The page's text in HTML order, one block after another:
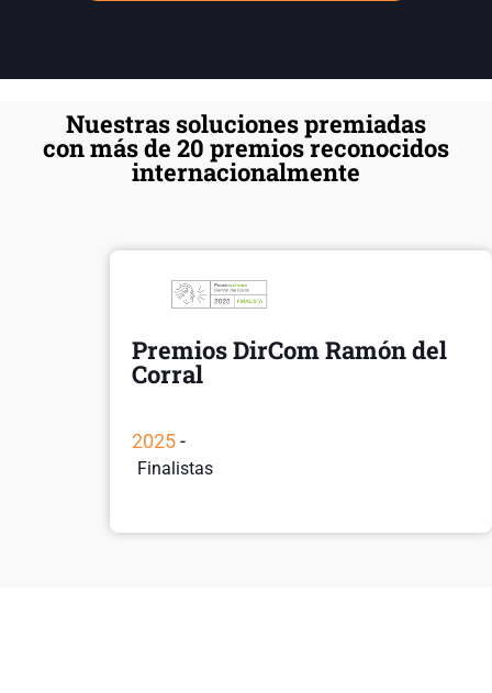
Nuestras soluciones premiadas
con más de 20 premios reconocidos
internacionalmente
Premios DirCom Ramón del
Corral
2025-
Finalistas